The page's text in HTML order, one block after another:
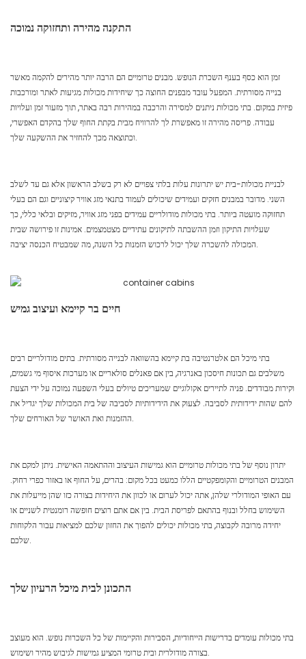
התקנה מהירה ותחזוקה נמוכה
זמן הוא כסף בענף השכרת הנופש. מבנים טרומיים הם הרבה יותר מהירים להקמה מאשר
בנייה מסורתית. המפעל עובד מבפנים החוצה כך שיחידות מכולות מגיעות לאתר ומורכבות
פיזית במקום. בתי מכולות ניתנים למסירה והרכבה במהירות רבה באתר, תוך מזעור זמן ועלויות
עבודה. פריסה מהירה זו מאפשרת לך להרוויח מבית בקתת החוף שלך בהקדם האפשרי,
וכתוצאה מכך להחזיר את ההשקעה שלך.
לבניית מכולות-בית יש יתרונות עלות בלתי צפויים לא רק בשלב הראשון אלא גם עד לשלב
השני. מדובר במבנים חזקים ועמידים שיכולים לעמוד בתנאי מזג אוויר קיצוניים וגם הם בעלי
תחזוקה מועטה ביותר. בתי מכולות מודולריים עמידים בפני מזג אוויר, מזיקים ובלאי כללי, כך
שעלויות התיקון וזמן ההשבתה לתיקונים עתידיים מצטמצמים. אמינות זו פירושה שבית
המכולה להשכרה שלך יכול לרכוש הזמנות כל השנה, מה שמבטיח הכנסה יציבה.
חיים בר קיימא ועיצוב גמיש
בתי מיכל הם אלטרנטיבה בת קיימא בהשוואה לבנייה מסורתית. בתים מודולריים רבים
משלבים גם תכונות חיסכון באנרגיה, בין אם פאנלים סולאריים או מערכות איסוף מי גשמים,
וקירות מבודדים. פניה לתיירים אקולוגיים שמעריכים טיולים בעלי השפעה נמוכה על ידי הצעת
להם שהות ידידותית לסביבה. לצעוק את הידידותיות לסביבה של בית המכולות שלך יגדיל את
ההזמנות ואת האושר של האורחים שלך.
יתרון נוסף של בתי מכולות טרומיים הוא גמישות העיצוב וההתאמה האישית. ניתן למקם את
המבנים הטרומיים והקומפקטיים הללו כמעט בכל מקום: בהרים, על החוף או באזור כפרי רחוק.
עם האופי המודולרי שלהן, אתה יכול לערום או לכוון את היחידות בצורה כזו שהן מייעלות את
השימוש בחלל ובנוף בהתאם לפריסת הבית. בין אם אתם רוצים חופשה רומנטית לשניים או
יחידה מרובה לקבוצה, בתי מכולות יכולים להפוך את החזון שלכם למציאות עבור הלקוחות
שלכם.
התכונן לבית מיכל הרעיון שלך
בתי מכולות עומדים בדרישות הייחודיות, הסבירות והקיימות של כל השכרות נופש. הוא מעוצב
בצורה מודולרית ובית טרומי המציע גמישות לגיבוש מהיר ושימוש.